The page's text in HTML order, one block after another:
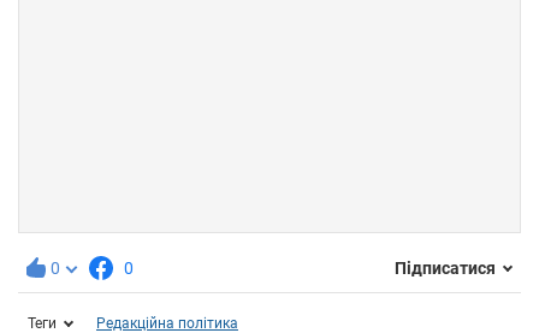
0 0 Підписатися
Теги Редакційна політика